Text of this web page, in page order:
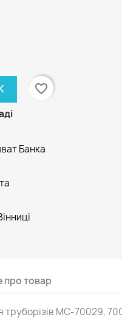
favorite_border
Банка
про товар
труборізів MC-70029,